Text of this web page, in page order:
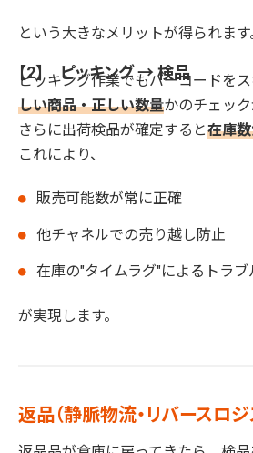
という大きなメリットが得られます
【2】 ピッキング → 検品
ピッキング作業でもバーコードをス
しい商品・正しい数量かのチェック
さらに出荷検品が確定すると在庫
これにより、
販売可能数が常に正確
他チャネルでの売り越し防止
在庫の"タイムラグ"によるトラブ
が実現します。
返品（静脈物流・リバースロジ